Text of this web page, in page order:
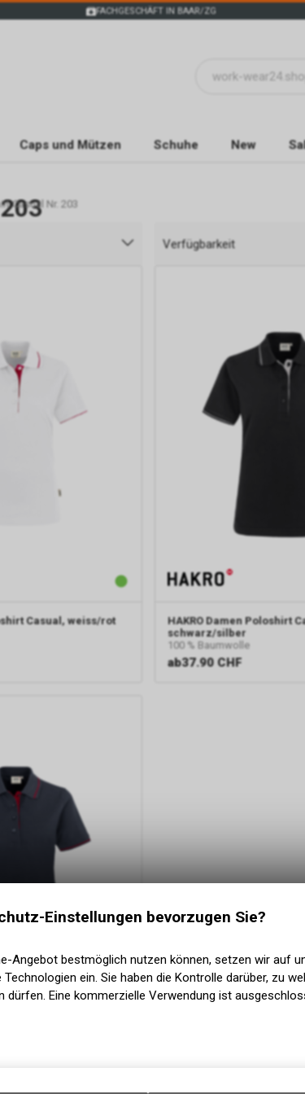
FACHGESCHÄFT IN BAAR/ZG
Caps und Mützen Schuhe New
Casual Nr. 203
Verfügbarkeit
Casual, weiss/rot
HAKRO Damen Poloshirt
schwarz/silber
100 % Baumwolle
ab37.90 CHF
Einstellungen bevorzugen Sie?
Angebot bestmöglich nutzen können, setzen wir auf
ein. Sie haben die Kontrolle darüber, zu
dürfen. Eine kommerzielle Verwendung ist